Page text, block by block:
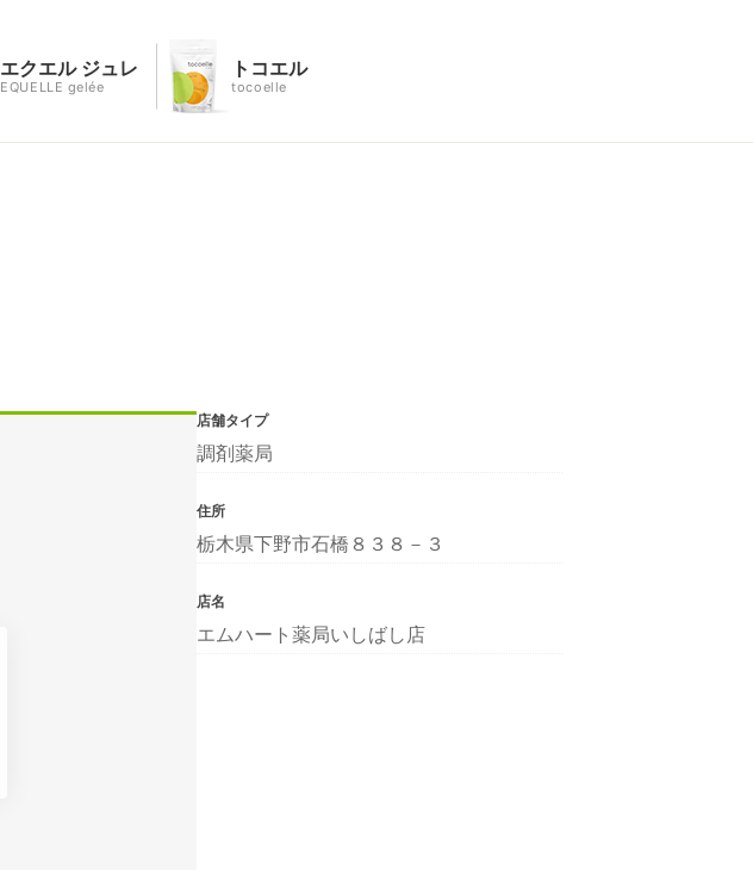
エクエル ジュレ
EQUELLE gelée
トコエル
tocoelle
店舗タイプ
調剤薬局
住所
栃木県下野市石橋８３８－３
店名
エムハート薬局いしばし店